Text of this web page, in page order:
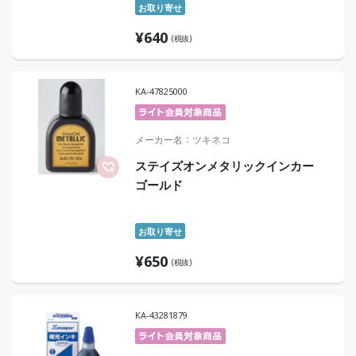
お取り寄せ
¥640 (税抜)
KA-47825000
メーカー名 ツキネコ
ステイズオンメタリックインカー
ゴールド
お取り寄せ
¥650 (税抜)
KA-43281879